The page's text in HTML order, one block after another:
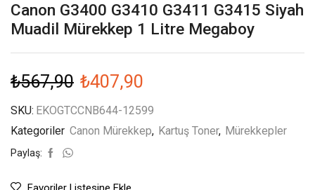
Canon G3400 G3410 G3411 G3415 Siyah
Muadil Mürekkep 1 Litre Megaboy
₺567,90 ₺407,90
SKU: EKOGTCCNB644-12599
Kategoriler Canon Mürekkep, Kartuş Toner, Mürekkepler
Paylaş: